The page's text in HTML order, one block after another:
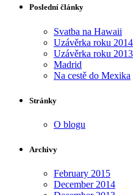
Poslední články
Svatba na Hawaii
Uzávěrka roku 2014
Uzávěrka roku 2013
Madrid
Na cestě do Mexika
Stránky
O blogu
Archivy
February 2015
December 2014